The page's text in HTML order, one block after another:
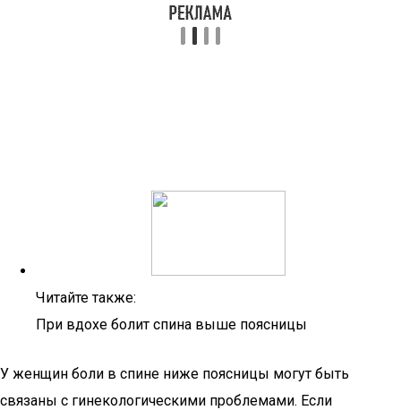
Читайте также:
При вдохе болит спина выше поясницы
У женщин боли в спине ниже поясницы могут быть
связаны с гинекологическими проблемами. Если